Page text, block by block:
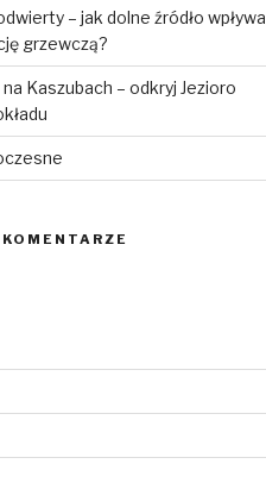
– jak dolne źródło wpływa
grzewczą?
Kaszubach – odkryj Jezioro